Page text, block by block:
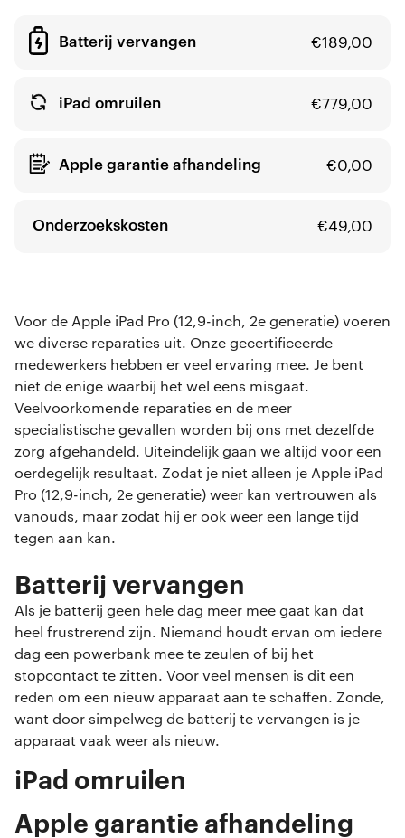
Batterij vervangen €189,00
iPad omruilen €779,00
Apple garantie afhandeling €0,00
Onderzoekskosten €49,00
Voor de Apple iPad Pro (12,9-inch, 2e generatie) voeren
we diverse reparaties uit. Onze gecertificeerde
medewerkers hebben er veel ervaring mee. Je bent
niet de enige waarbij het wel eens misgaat.
Veelvoorkomende reparaties en de meer
specialistische gevallen worden bij ons met dezelfde
zorg afgehandeld. Uiteindelijk gaan we altijd voor een
oerdegelijk resultaat. Zodat je niet alleen je Apple iPad
Pro (12,9-inch, 2e generatie) weer kan vertrouwen als
vanouds, maar zodat hij er ook weer een lange tijd
tegen aan kan.
Batterij vervangen
Als je batterij geen hele dag meer mee gaat kan dat
heel frustrerend zijn. Niemand houdt ervan om iedere
dag een powerbank mee te zeulen of bij het
stopcontact te zitten. Voor veel mensen is dit een
reden om een nieuw apparaat aan te schaffen. Zonde,
want door simpelweg de batterij te vervangen is je
apparaat vaak weer als nieuw.
iPad omruilen
Apple garantie afhandeling